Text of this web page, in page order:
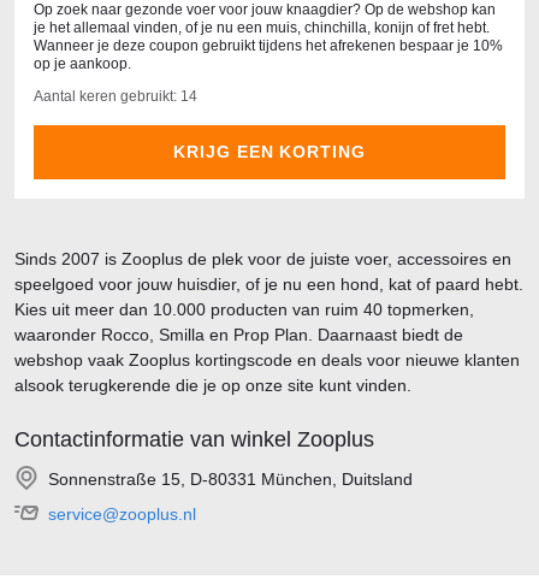
Op zoek naar gezonde voer voor jouw knaagdier? Op de webshop kan
je het allemaal vinden, of je nu een muis, chinchilla, konijn of fret hebt.
Wanneer je deze coupon gebruikt tijdens het afrekenen bespaar je 10%
op je aankoop.
Aantal keren gebruikt: 14
KRIJG EEN KORTING
Sinds 2007 is Zooplus de plek voor de juiste voer, accessoires en
speelgoed voor jouw huisdier, of je nu een hond, kat of paard hebt.
Kies uit meer dan 10.000 producten van ruim 40 topmerken,
waaronder Rocco, Smilla en Prop Plan. Daarnaast biedt de
webshop vaak Zooplus kortingscode en deals voor nieuwe klanten
alsook terugkerende die je op onze site kunt vinden.
Contactinformatie van winkel Zooplus
Sonnenstraße 15, D-80331 München, Duitsland
service@zooplus.nl